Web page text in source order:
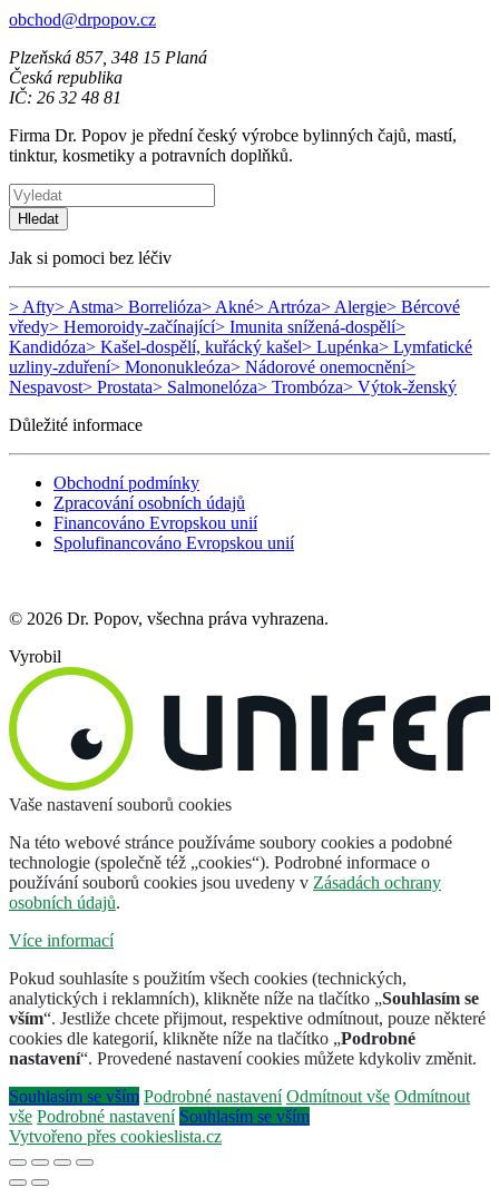
obchod@drpopov.cz
Plzeňská 857, 348 15 Planá
Česká republika
IČ: 26 32 48 81
Firma Dr. Popov je přední český výrobce bylinných čajů, mastí,
tinktur, kosmetiky a potravních doplňků.
Hledat
Jak si pomoci bez léčiv
> Afty> Astma> Borrelióza> Akné> Artróza> Alergie> Bércové
vředy> Hemoroidy-začínající> Imunita snížená-dospělí>
Kandidóza> Kašel-dospělí, kuřácký kašel> Lupénka> Lymfatické
uzliny-zduření> Mononukleóza> Nádorové onemocnění>
Nespavost> Prostata> Salmonelóza> Trombóza> Výtok-ženský
Důležité informace
Obchodní podmínky
Zpracování osobních údajů
Financováno Evropskou unií
Spolufinancováno Evropskou unií
© 2026 Dr. Popov, všechna práva vyhrazena.
Vyrobil
Vaše nastavení souborů cookies
Na této webové stránce používáme soubory cookies a podobné
technologie (společně též „cookies“). Podrobné informace o
používání souborů cookies jsou uvedeny v Zásadách ochrany
osobních údajů.
Více informací
Pokud souhlasíte s použitím všech cookies (technických,
analytických i reklamních), klikněte níže na tlačítko „Souhlasím se
vším“. Jestliže chcete přijmout, respektive odmítnout, pouze některé
cookies dle kategorií, klikněte níže na tlačítko „Podrobné
nastavení“. Provedené nastavení cookies můžete kdykoliv změnit.
Souhlasím se vším Podrobné nastavení Odmítnout vše Odmítnout
vše Podrobné nastavení Souhlasím se vším
Vytvořeno přes cookieslista.cz